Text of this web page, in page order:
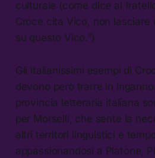
culturale (come dice al
Croce cita Vico, non lasciare
su questo Vico.”)
Gli italianissimi esempi di
devono però trarre in
provincia letteraria italiana
per Morselli, che sente la
altri territori linguistici e
appassionandosi a Platone,